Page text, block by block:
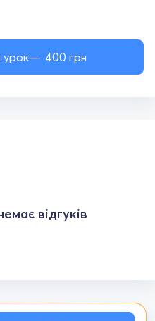
урок 400 грн
відгуків